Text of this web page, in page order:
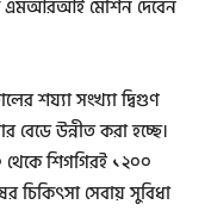
এমআরআই মেশিন দেবেন
শয্যা সংখ্যা দ্বিগুণ
উন্নীত করা হচ্ছে।
শিগগিরই ১২০০
চিকিৎসা সেবায় সুবিধা